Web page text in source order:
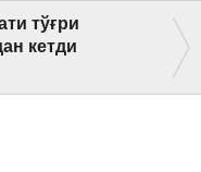
тўғри
кетди